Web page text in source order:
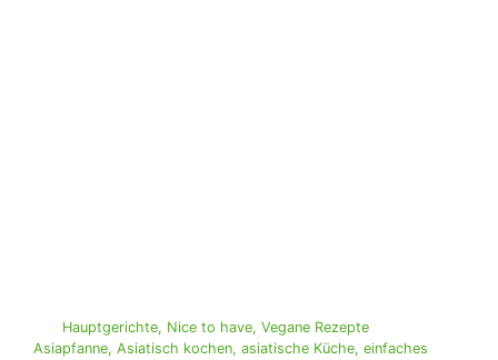
Hauptgerichte, Nice to have, Vegane Rezepte
Asiapfanne, Asiatisch kochen, asiatische Küche, einfaches